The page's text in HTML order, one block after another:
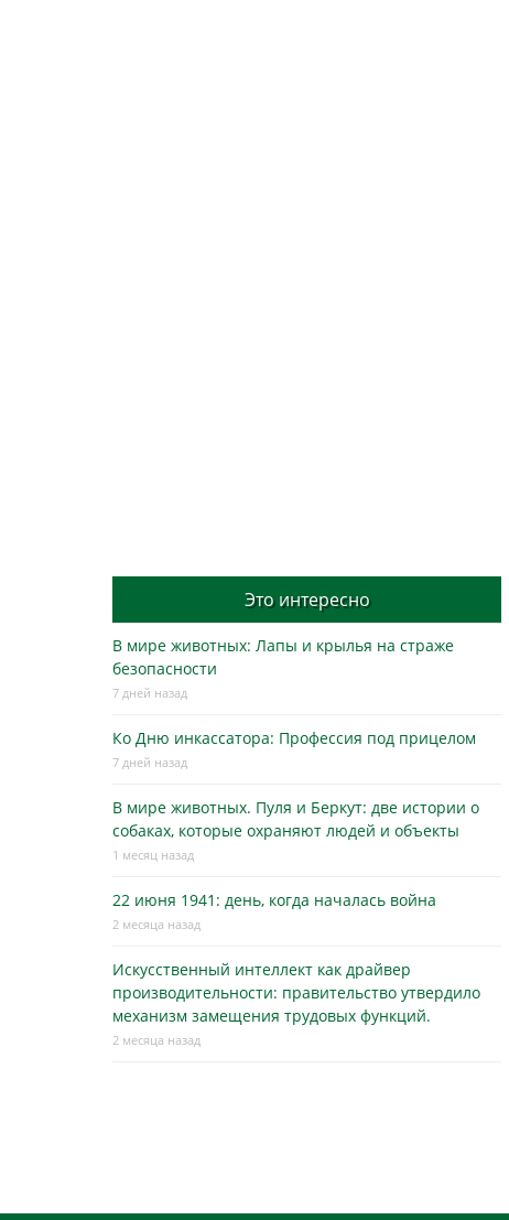
Это интересно
В мире животных: Лапы и крылья на страже
безопасности
7 дней назад
Ко Дню инкассатора: Профессия под прицелом
7 дней назад
В мире животных. Пуля и Беркут: две истории о
собаках, которые охраняют людей и объекты
1 месяц назад
22 июня 1941: день, когда началась война
2 месяца назад
Искусственный интеллект как драйвер
производительности: правительство утвердило
механизм замещения трудовых функций.
2 месяца назад